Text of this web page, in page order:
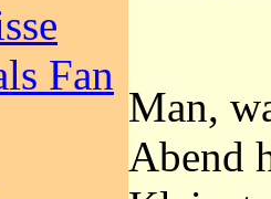
Fan
Man,
Abend